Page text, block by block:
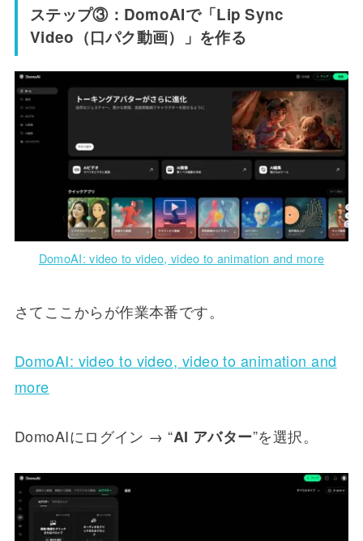
ステップ③：DomoAIで「Lip Sync
Video（口パク動画）」を作る
DomoAI: video to video, video to animation and more
さてここからが作業本番です。
DomoAI: video to video, video to animation and
more
DomoAIにログイン → “AI アバター”を選択。